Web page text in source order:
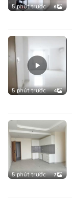
5 phút trước 6
5 phút trước 4
5 phút trước 7